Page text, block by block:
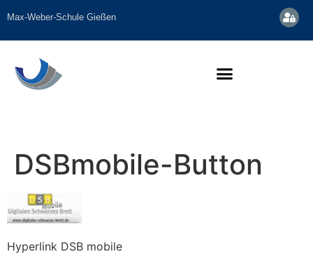
springen
Max-Weber-Schule Gießen
DSBmobile-Button
Hyperlink DSB mobile